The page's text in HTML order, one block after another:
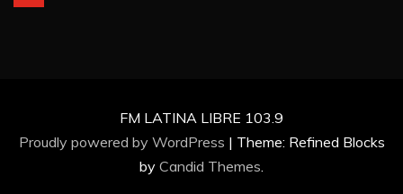
FM LATINA LIBRE 103.9
Proudly powered by WordPress | Theme: Refined Blocks
by Candid Themes